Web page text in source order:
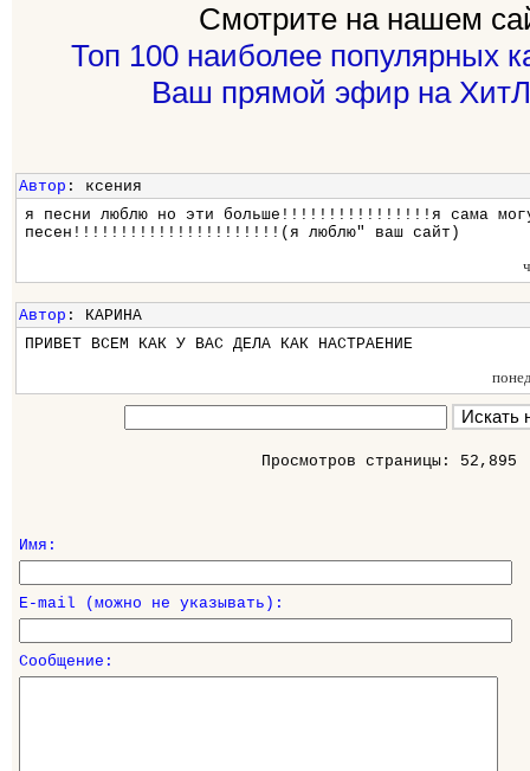
Смотрите на нашем
Топ 100 наиболее популярных
Ваш прямой эфир на
Автор : ксения
я песни люблю но эти больше!!!!!!!!!!!!!!!!я сама могу
песен!!!!!!!!!!!!!!!!!!!!!!(я люблю" ваш сайт)
Автор : КАРИНА
ПРИВЕТ ВСЕМ КАК У ВАС ДЕЛА КАК НАСТРАЕНИЕ
Просмотров страницы: 52,895
Имя:
E-mail (можно не указывать):
Сообщение: